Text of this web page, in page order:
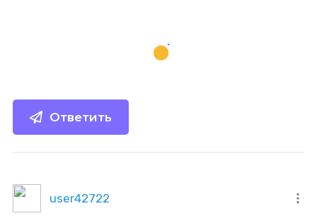
Ответить
user42722